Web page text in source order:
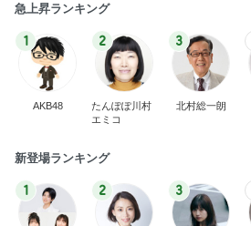
急上昇ランキング
1
AKB48
2
たんぽぽ川村
エミコ
3
北村総一朗
新登場ランキング
1 2 3